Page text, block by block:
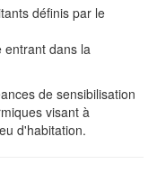
définis par le
entrant dans la
de sensibilisation
visant à
d'habitation.